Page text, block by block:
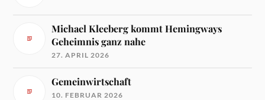
Michael Kleeberg kommt Hemingways
Geheimnis ganz nahe
27. APRIL 2026
Gemeinwirtschaft
10. FEBRUAR 2026